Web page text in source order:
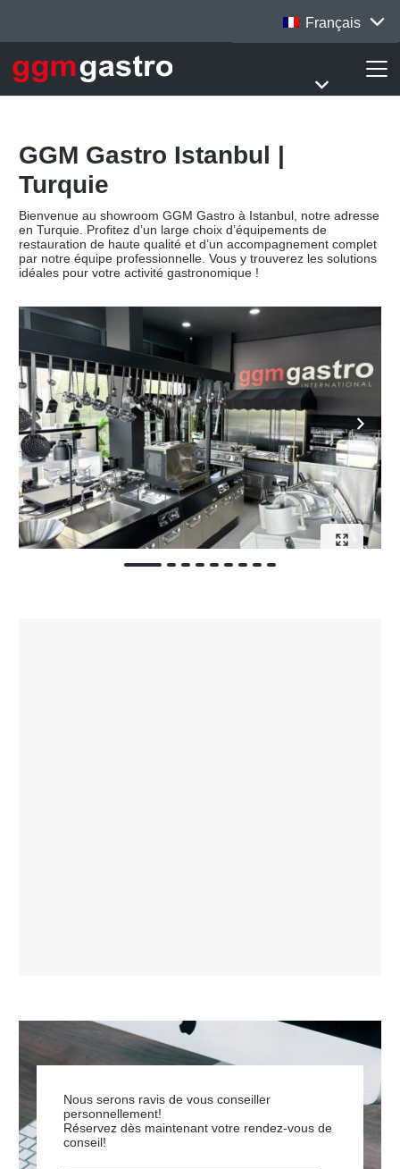
Français
GGM Gastro Istanbul |
Turquie
Bienvenue au showroom GGM Gastro à Istanbul, notre adresse
en Turquie. Profitez d’un large choix d’équipements de
restauration de haute qualité et d’un accompagnement complet
par notre équipe professionnelle. Vous y trouverez les solutions
idéales pour votre activité gastronomique !
Nous serons ravis de vous conseiller
personnellement!
Réservez dès maintenant votre rendez-vous de
conseil!